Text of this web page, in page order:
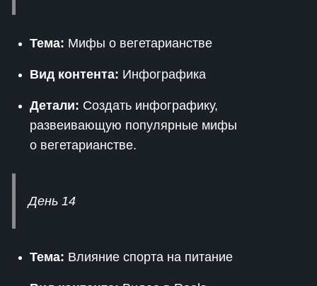
Тема: Мифы о вегетарианстве
Вид контента: Инфографика
Детали: Создать инфографику,
развеивающую популярные мифы
о вегетарианстве.
День 14
Тема: Влияние спорта на питание